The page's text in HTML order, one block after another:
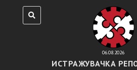
06.08.2026
ИСТРАЖУВАЧКА